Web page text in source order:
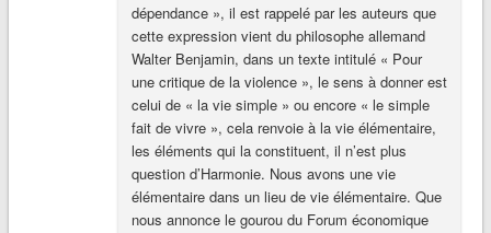
dépendance », il est rappelé par les auteurs que
cette expression vient du philosophe allemand
Walter Benjamin, dans un texte intitulé « Pour
une critique de la violence », le sens à donner est
celui de « la vie simple » ou encore « le simple
fait de vivre », cela renvoie à la vie élémentaire,
les éléments qui la constituent, il n’est plus
question d’Harmonie. Nous avons une vie
élémentaire dans un lieu de vie élémentaire. Que
nous annonce le gourou du Forum économique